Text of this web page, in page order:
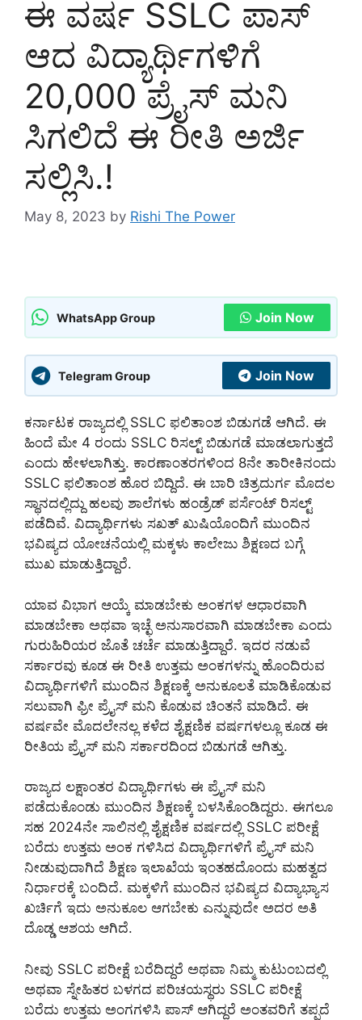
ಈ ವರ್ಷ SSLC ಪಾಸ್
ಆದ ವಿದ್ಯಾರ್ಥಿಗಳಿಗೆ
20,000 ಪ್ರೈಸ್ ಮನಿ
ಸಿಗಲಿದೆ ಈ ರೀತಿ ಅರ್ಜಿ
ಸಲ್ಲಿಸಿ.!
May 8, 2023 by Rishi The Power
WhatsApp Group Join Now
Telegram Group Join Now
ಕರ್ನಾಟಕ ರಾಜ್ಯದಲ್ಲಿ SSLC ಫಲಿತಾಂಶ ಬಿಡುಗಡೆ ಆಗಿದೆ. ಈ
ಹಿಂದೆ ಮೇ 4 ರಂದು SSLC ರಿಸಲ್ಟ್ ಬಿಡುಗಡೆ ಮಾಡಲಾಗುತ್ತದೆ
ಎಂದು ಹೇಳಲಾಗಿತ್ತು. ಕಾರಣಾಂತರಗಳಿಂದ 8ನೇ ತಾರೀಕಿನಂದು
SSLC ಫಲಿತಾಂಶ ಹೊರ ಬಿದ್ದಿದೆ. ಈ ಬಾರಿ ಚಿತ್ರದುರ್ಗ ಮೊದಲ
ಸ್ಥಾನದಲ್ಲಿದ್ದು ಹಲವು ಶಾಲೆಗಳು ಹಂಡ್ರೆಡ್ ಪರ್ಸೆಂಟ್ ರಿಸಲ್ಟ್
ಪಡೆದಿವೆ. ವಿದ್ಯಾರ್ಥಿಗಳು ಸಖತ್ ಖುಷಿಯೊಂದಿಗೆ ಮುಂದಿನ
ಭವಿಷ್ಯದ ಯೋಚನೆಯಲ್ಲಿ ಮಕ್ಕಳು ಕಾಲೇಜು ಶಿಕ್ಷಣದ ಬಗ್ಗೆ
ಮುಖ ಮಾಡುತ್ತಿದ್ದಾರೆ.
ಯಾವ ವಿಭಾಗ ಆಯ್ಕೆ ಮಾಡಬೇಕು ಅಂಕಗಳ ಆಧಾರವಾಗಿ
ಮಾಡಬೇಕಾ ಅಥವಾ ಇಚ್ಛೆ ಅನುಸಾರವಾಗಿ ಮಾಡಬೇಕಾ ಎಂದು
ಗುರುಹಿರಿಯರ ಜೊತೆ ಚರ್ಚೆ ಮಾಡುತ್ತಿದ್ದಾರೆ. ಇದರ ನಡುವೆ
ಸರ್ಕಾರವು ಕೂಡ ಈ ರೀತಿ ಉತ್ತಮ ಅಂಕಗಳನ್ನು ಹೊಂದಿರುವ
ವಿದ್ಯಾರ್ಥಿಗಳಿಗೆ ಮುಂದಿನ ಶಿಕ್ಷಣಕ್ಕೆ ಅನುಕೂಲತೆ ಮಾಡಿಕೊಡುವ
ಸಲುವಾಗಿ ಫ್ರೀ ಪ್ರೈಸ್ ಮನಿ ಕೊಡುವ ಚಿಂತನೆ ಮಾಡಿದೆ. ಈ
ವರ್ಷವೇ ಮೊದಲೇನಲ್ಲ ಕಳೆದ ಶೈಕ್ಷಣಿಕ ವರ್ಷಗಳಲ್ಲೂ ಕೂಡ ಈ
ರೀತಿಯ ಪ್ರೈಸ್ ಮನಿ ಸರ್ಕಾರದಿಂದ ಬಿಡುಗಡೆ ಆಗಿತ್ತು.
ರಾಜ್ಯದ ಲಕ್ಷಾಂತರ ವಿದ್ಯಾರ್ಥಿಗಳು ಈ ಪ್ರೈಸ್ ಮನಿ
ಪಡೆದುಕೊಂಡು ಮುಂದಿನ ಶಿಕ್ಷಣಕ್ಕೆ ಬಳಸಿಕೊಂಡಿದ್ದರು. ಈಗಲೂ
ಸಹ 2024ನೇ ಸಾಲಿನಲ್ಲಿ ಶೈಕ್ಷಣಿಕ ವರ್ಷದಲ್ಲಿ SSLC ಪರೀಕ್ಷೆ
ಬರೆದು ಉತ್ತಮ ಅಂಕ ಗಳಿಸಿದ ವಿದ್ಯಾರ್ಥಿಗಳಿಗೆ ಪ್ರೈಸ್ ಮನಿ
ನೀಡುವುದಾಗಿದೆ ಶಿಕ್ಷಣ ಇಲಾಖೆಯ ಇಂತಹದೊಂದು ಮಹತ್ವದ
ನಿರ್ಧಾರಕ್ಕೆ ಬಂದಿದೆ. ಮಕ್ಕಳಿಗೆ ಮುಂದಿನ ಭವಿಷ್ಯದ ವಿದ್ಯಾಭ್ಯಾಸ
ಖರ್ಚಿಗೆ ಇದು ಅನುಕೂಲ ಆಗಬೇಕು ಎನ್ನುವುದೇ ಅದರ ಅತಿ
ದೊಡ್ಡ ಆಶಯ ಆಗಿದೆ.
ನೀವು SSLC ಪರೀಕ್ಷೆ ಬರೆದಿದ್ದರೆ ಅಥವಾ ನಿಮ್ಮ ಕುಟುಂಬದಲ್ಲಿ
ಅಥವಾ ಸ್ನೇಹಿತರ ಬಳಗದ ಪರಿಚಯಸ್ಥರು SSLC ಪರೀಕ್ಷೆ
ಬರೆದು ಉತ್ತಮ ಅಂಗಗಳಿಸಿ ಪಾಸ್ ಆಗಿದ್ದರೆ ಅಂತವರಿಗೆ ತಪ್ಪದೆ